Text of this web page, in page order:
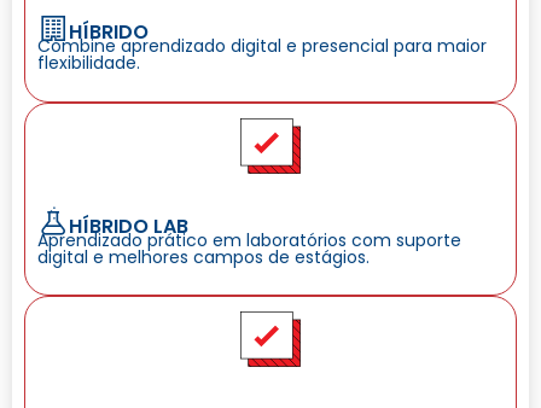
HÍBRIDO
Combine aprendizado digital e presencial para maior
flexibilidade.
HÍBRIDO LAB
Aprendizado prático em laboratórios com suporte
digital e melhores campos de estágios.